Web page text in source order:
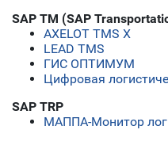
SAP TM (SAP
AXELOT TMS X
LEAD TMS
ГИС ОПТИМУМ
Цифровая
SAP TRP
МАППА-Монитор